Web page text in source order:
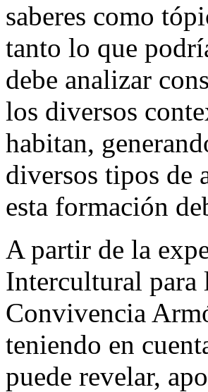
saberes como
tanto lo que
debe analizar
los diversos
habitan,
diversos tipos de
esta formación
A partir de la
Intercultural para
Convivencia
teniendo en
puede revelar,